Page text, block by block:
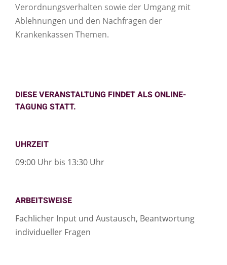
Verordnungsverhalten sowie der Umgang mit
Ablehnungen und den Nachfragen der
Krankenkassen Themen.
DIESE VERANSTALTUNG FINDET ALS ONLINE-
TAGUNG STATT.
UHRZEIT
09:00 Uhr bis 13:30 Uhr
ARBEITSWEISE
Fachlicher Input und Austausch, Beantwortung
individueller Fragen